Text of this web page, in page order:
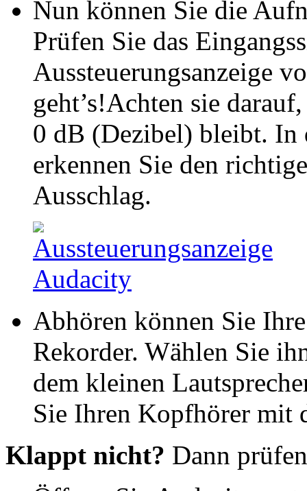
Nun können Sie die
Prüfen Sie das
Aussteuerungsanzeige
geht’s!Achten sie
0 dB (Dezibel) bleibt. In
erkennen Sie den
Ausschlag.
Abhören können Sie
Rekorder. Wählen Sie
dem kleinen
Sie Ihren Kopfhörer mit
Klappt nicht? Dann